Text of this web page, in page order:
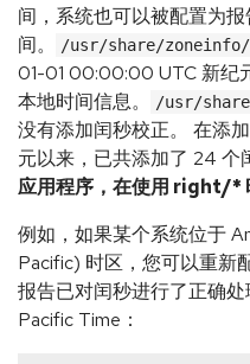
间，系统也可以被配置为
间。
/usr/share/
01-01 00:00:00 UTC 新纪
本地时间信息。
/usr/
没有添加闰秒校正。 在添
元以来，已共添加了 24 个
应用程序，在使用 right/*
例如，如果某个系统位于
Pacific) 时区，您可以重新
报告已对闰秒进行了正确
Pacific Time：